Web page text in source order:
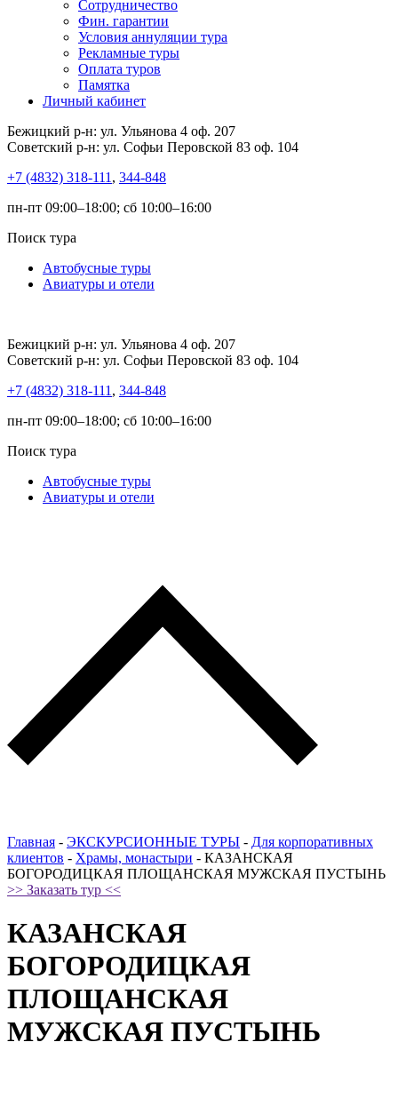
Сотрудничество
Фин. гарантии
Условия аннуляции тура
Рекламные туры
Оплата туров
Памятка
Личный кабинет
Бежицкий р-н: ул. Ульянова 4 оф. 207
Советский р-н: ул. Софьи Перовской 83 оф. 104
+7 (4832) 318-111 , 344-848
пн-пт 09:00–18:00; сб 10:00–16:00
Поиск тура
Автобусные туры
Авиатуры и отели
Бежицкий р-н: ул. Ульянова 4 оф. 207
Советский р-н: ул. Софьи Перовской 83 оф. 104
+7 (4832) 318-111 , 344-848
пн-пт 09:00–18:00; сб 10:00–16:00
Поиск тура
Автобусные туры
Авиатуры и отели
Главная - ЭКСКУРСИОННЫЕ ТУРЫ - Для корпоративных
клиентов - Храмы, монастыри - КАЗАНСКАЯ
БОГОРОДИЦКАЯ ПЛОЩАНСКАЯ МУЖСКАЯ ПУСТЫНЬ
>> Заказать тур <<
КАЗАНСКАЯ
БОГОРОДИЦКАЯ
ПЛОЩАНСКАЯ
МУЖСКАЯ ПУСТЫНЬ